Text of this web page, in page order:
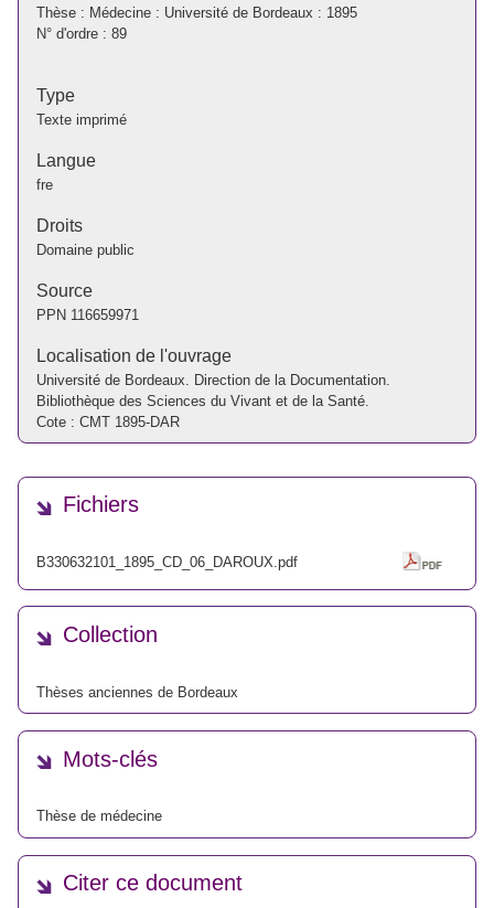
Thèse : Médecine : Université de Bordeaux : 1895
N° d'ordre : 89
Type
Texte imprimé
Langue
fre
Droits
Domaine public
Source
PPN 116659971
Localisation de l'ouvrage
Université de Bordeaux. Direction de la Documentation.
Bibliothèque des Sciences du Vivant et de la Santé.
Cote : CMT 1895-DAR
Fichiers
B330632101_1895_CD_06_DAROUX.pdf
Collection
Thèses anciennes de Bordeaux
Mots-clés
Thèse de médecine
Citer ce document